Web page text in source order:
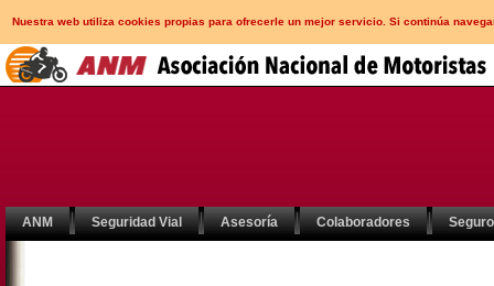
Nuestra web utiliza cookies propias para ofrecerle un mejor servicio. Si continúa
ANM Seguridad Vial Asesoría Colaboradores